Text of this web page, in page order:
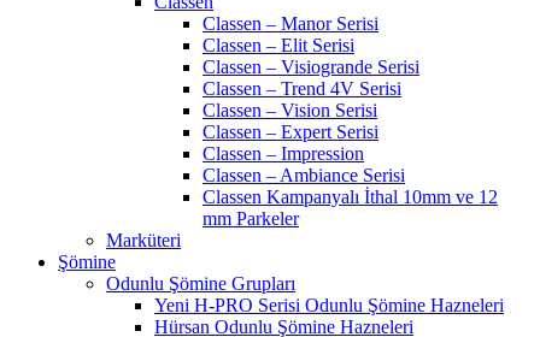
Classen – Manor Serisi
Classen – Elit Serisi
Classen – Visiogrande Serisi
Classen – Trend 4V Serisi
Classen – Vision Serisi
Classen – Expert Serisi
Classen – Impression
Classen – Ambiance Serisi
Classen Kampanyalı İthal 10mm ve 12
mm Parkeler
Marküteri
Şömine
Odunlu Şömine Grupları
Yeni H-PRO Serisi Odunlu Şömine Hazneleri
Hürsan Odunlu Şömine Hazneleri